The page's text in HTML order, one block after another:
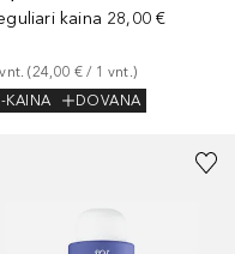
kaina 28,00 €
vnt. (24,00 € / 1 vnt.)
KAINA
DOVANA